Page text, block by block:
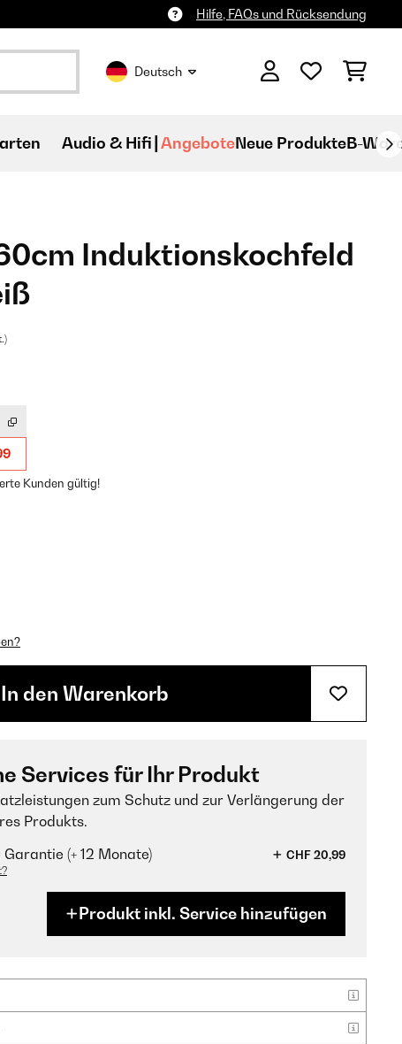
Hilfe, FAQs und Rücksendung
Deutsch
Audio & Hifi AngeboteNeue ProdukteB-
Induktionskochfeld
Kunden gültig!
In den Warenkorb
Services für Ihr Produkt
zum Schutz und zur Verlängerung der
Produkts.
(+ 12 Monate)
CHF 20,99
Produkt inkl. Service hinzufügen